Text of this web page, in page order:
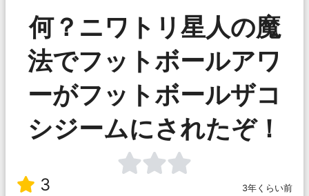
何？ニワトリ星人の魔
法でフットボールアワ
ーがフットボールザコ
シジームにされたぞ！
3
3年くらい前